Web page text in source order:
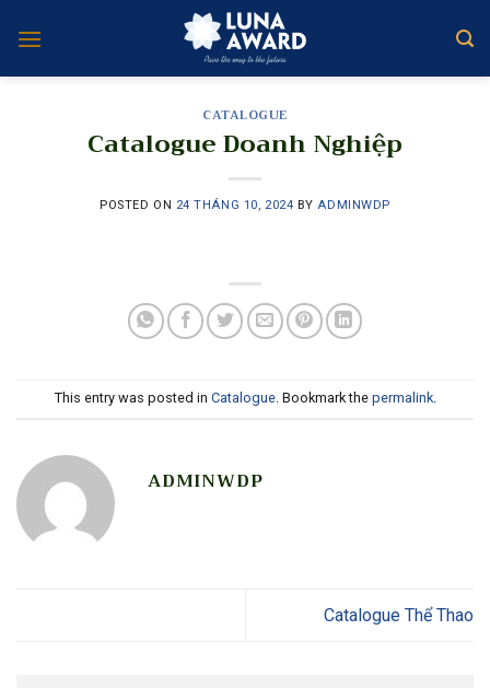
CATALOGUE
Catalogue Doanh Nghiệp
POSTED ON 24 THÁNG 10, 2024 BY ADMINWDP
This entry was posted in Catalogue. Bookmark the permalink.
ADMINWDP
Catalogue Thể Thao